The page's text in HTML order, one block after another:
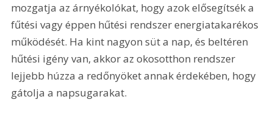
mozgatja az árnyékolókat, hogy azok elősegítsék a
fűtési vagy éppen hűtési rendszer energiatakarékos
működését. Ha kint nagyon süt a nap, és beltéren
hűtési igény van, akkor az okosotthon rendszer
lejjebb húzza a redőnyöket annak érdekében, hogy
gátolja a napsugarakat.